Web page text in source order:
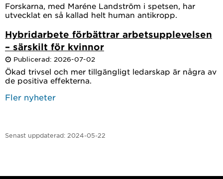
Forskarna, med Maréne Landström i spetsen, har
utvecklat en så kallad helt human antikropp.
Hybridarbete förbättrar arbetsupplevelsen
– särskilt för kvinnor
Publicerad: 2026-07-02
Ökad trivsel och mer tillgängligt ledarskap är några av
de positiva effekterna.
Fler nyheter
Senast uppdaterad: 2024-05-22